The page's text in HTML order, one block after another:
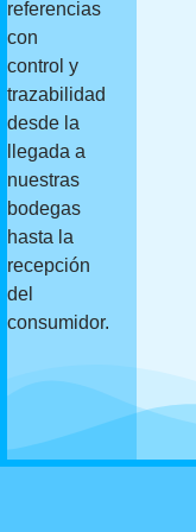
referencias
con
control y
trazabilidad
desde la
llegada a
nuestras
bodegas
hasta la
recepción
del
consumidor.